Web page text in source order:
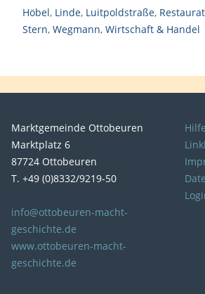
Höbel, Linde, Luitpoldstraße,
Stern, Wegmann, Wirtschaft & Handel
Marktgemeinde Ottobeuren
Marktplatz 6
87724 Ottobeuren
T. +49 (0)8332/9219-50
info@ottobeuren-macht-
geschichte.de
www.ottobeuren-macht-
geschichte.de